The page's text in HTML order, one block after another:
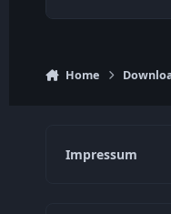
Home
Impressum